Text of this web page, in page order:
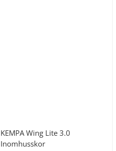
KEMPA Wing Lite 3.0
Inomhusskor